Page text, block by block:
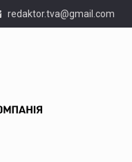
redaktor.tva@gmail.com